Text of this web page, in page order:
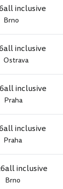
all inclusive
Brno
all inclusive
Ostrava
all inclusive
Praha
all inclusive
Praha
all inclusive
Brno